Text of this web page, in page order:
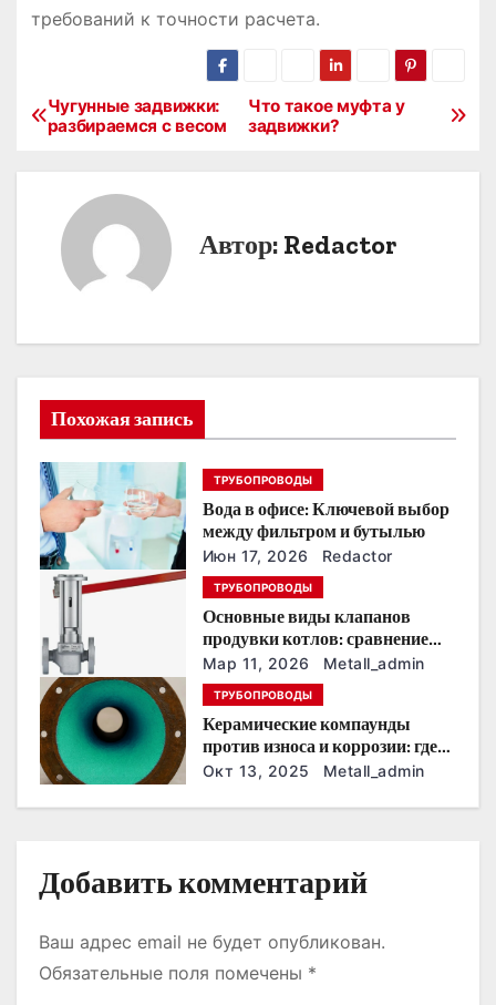
требований к точности расчета.
Н
а
и
я
п
о
а
п
и
с
м
Что такое муфта у
задвижки?
Чугунные задвижки:
разбираемся с весом
Автор: Redactor
Похожая запись
ТРУБОПРОВОДЫ
Вода в офисе: Ключевой выбор
между фильтром и бутылью
Июн 17, 2026 Redactor
ТРУБОПРОВОДЫ
Основные виды клапанов
продувки котлов: сравнение
устройств и характеристик
Мар 11, 2026 Metall_admin
ТРУБОПРОВОДЫ
Керамические компаунды
против износа и коррозии: где
они работают эффективнее
Окт 13, 2025 Metall_admin
Добавить комментарий
Ваш адрес email не будет опубликован.
Обязательные поля помечены *